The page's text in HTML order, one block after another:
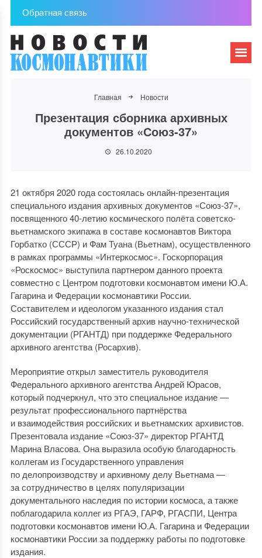
Обратная связь
Главная Новости
Презентация сборника архивных
документов «Союз-37»
26.10.2020
21 октября 2020 года состоялась онлайн-презентация
специального издания архивных документов «Союз-37»,
посвященного 40-летию космического полёта советско-
вьетнамского экипажа в составе космонавтов Виктора
Горбатко (СССР) и Фам Туана (Вьетнам), осуществленного
в рамках программы «Интеркосмос». Госкорпорация
«Роскосмос» выступила партнером данного проекта
совместно с Центром подготовки космонавтом имени Ю.А.
Гагарина и Федерации космонавтики России.
Составителем и идеологом указанного издания стал
Российский государственный архив научно-технической
документации (РГАНТД) при поддержке Федерального
архивного агентства (Росархив).
Мероприятие открыл заместитель руководителя
Федерального архивного агентства Андрей Юрасов,
который подчеркнул, что это специальное издание —
результат профессионального партнёрства
и взаимодействия российских и вьетнамских архивистов.
Презентовала издание «Союз-37» директор РГАНТД
Марина Власова. Она выразила особую благодарность
коллегам из Государственного управления
по делопроизводству и архивному делу Вьетнама —
за сотрудничество в целях популяризации
документального наследия по истории космоса, а также
поблагодарила коллег из РГАЭ, ГАРФ, РГАСПИ, Центра
подготовки космонавтов имени Ю.А. Гагарина и Федерации
космонавтики России за поддержку работы по подготовке
издания.